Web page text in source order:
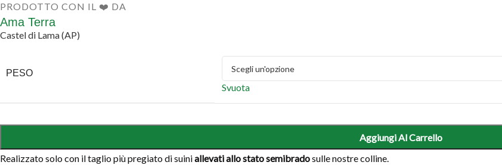
PRODOTTO CON IL ❤️ DA
Ama Terra
Castel di Lama (AP)
PESO
Svuota
Aggiungi Al Carrello
Realizzato solo con il taglio più pregiato di suiniallevati allo stato semibradosulle nostre colline.